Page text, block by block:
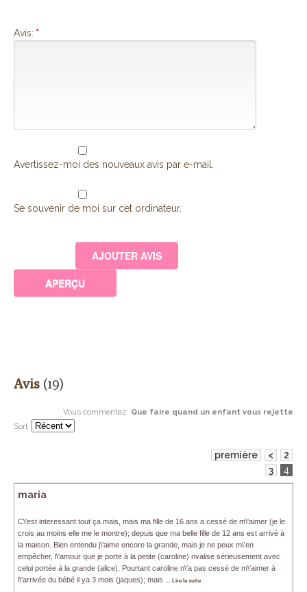
Avis: *
Avertissez-moi des nouveaux avis par e-mail.
Se souvenir de moi sur cet ordinateur.
Avis (19)
Vous commentez: Que faire quand un enfant vous rejette
Sort
première <
2
3
4
maria
C\'est interessant tout ça mais, mais ma fille de 16 ans a cessé de m\'aimer (je le
crois au moins elle me le montre); depuis que ma belle fille de 12 ans est arrivé à
la maison. Bien entendu j\'aime encore la grande, mais je ne peux m\'en
empêcher, l\'amour que je porte à la petite (caroline) rivalise sérieusement avec
celui portée à la grande (alice). Pourtant caroline n\'a pas cessé de m\'aimer à
l\'arrivée du bébé il ya 3 mois (jaques); mais … Lire la suite